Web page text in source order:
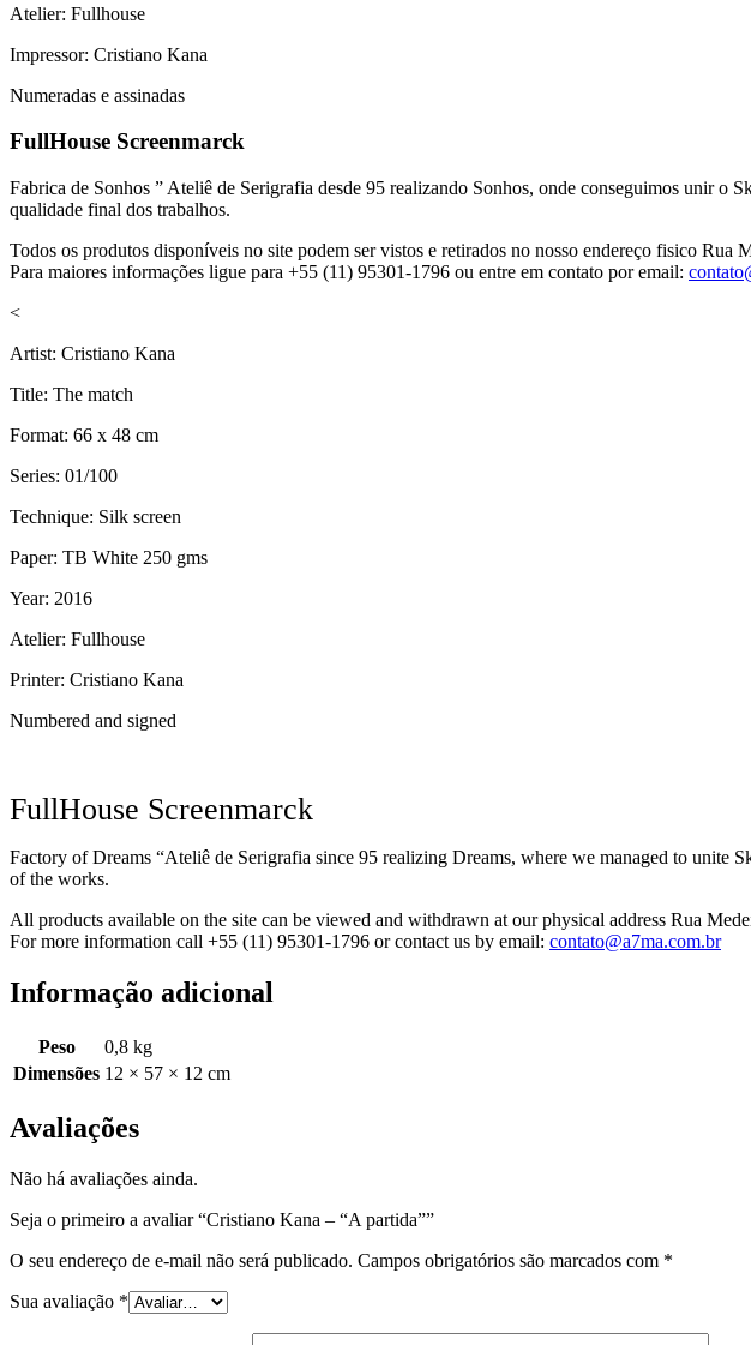
Atelier: Fullhouse
Impressor: Cristiano Kana
Numeradas e assinadas
FullHouse Screenmarck
Fabrica de Sonhos ” Ateliê de Serigrafia desde 95 realizando Sonhos, onde conseguimos unir o
qualidade final dos trabalhos.
Todos os produtos disponíveis no site podem ser vistos e retirados no nosso endereço fisico
Para maiores informações ligue para +55 (11) 95301-1796 ou entre em contato por email:
<
Artist: Cristiano Kana
Title: The match
Format: 66 x 48 cm
Series: 01/100
Technique: Silk screen
Paper: TB White 250 gms
Year: 2016
Atelier: Fullhouse
Printer: Cristiano Kana
Numbered and signed
FullHouse Screenmarck
Factory of Dreams “Ateliê de Serigrafia since 95 realizing Dreams, where we managed to
of the works.
All products available on the site can be viewed and withdrawn at our physical address Rua
For more information call +55 (11) 95301-1796 or contact us by email: contato@a7ma.com.br
Informação adicional
Peso
0,8 kg
Dimensões 12 × 57 × 12 cm
Avaliações
Não há avaliações ainda.
Seja o primeiro a avaliar “Cristiano Kana – “A partida””
O seu endereço de e-mail não será publicado. Campos obrigatórios são marcados com *
Sua avaliação *